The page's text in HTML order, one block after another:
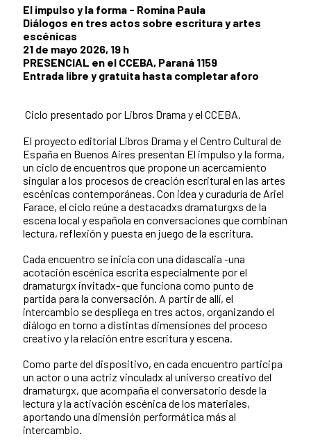
El impulso y la forma - Romina Paula
Diálogos en tres actos sobre escritura y artes
escénicas
21 de mayo 2026, 19 h
PRESENCIAL en el CCEBA, Paraná 1159
Entrada libre y gratuita hasta completar aforo
Ciclo presentado por Libros Drama y el CCEBA.
El proyecto editorial Libros Drama y el Centro Cultural de
España en Buenos Aires presentan El impulso y la forma,
un ciclo de encuentros que propone un acercamiento
singular a los procesos de creación escritural en las artes
escénicas contemporáneas. Con idea y curaduría de Ariel
Farace, el ciclo reúne a destacadxs dramaturgxs de la
escena local y española en conversaciones que combinan
lectura, reflexión y puesta en juego de la escritura.
Cada encuentro se inicia con una didascalia -una
acotación escénica escrita especialmente por el
dramaturgx invitadx- que funciona como punto de
partida para la conversación. A partir de allí, el
intercambio se despliega en tres actos, organizando el
diálogo en torno a distintas dimensiones del proceso
creativo y la relación entre escritura y escena.
Como parte del dispositivo, en cada encuentro participa
un actor o una actriz vinculadx al universo creativo del
dramaturgx, que acompaña el conversatorio desde la
lectura y la activación escénica de los materiales,
aportando una dimensión performática más al
intercambio.